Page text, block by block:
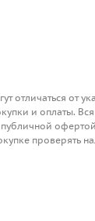
отличаться от
и оплаты.
проверять